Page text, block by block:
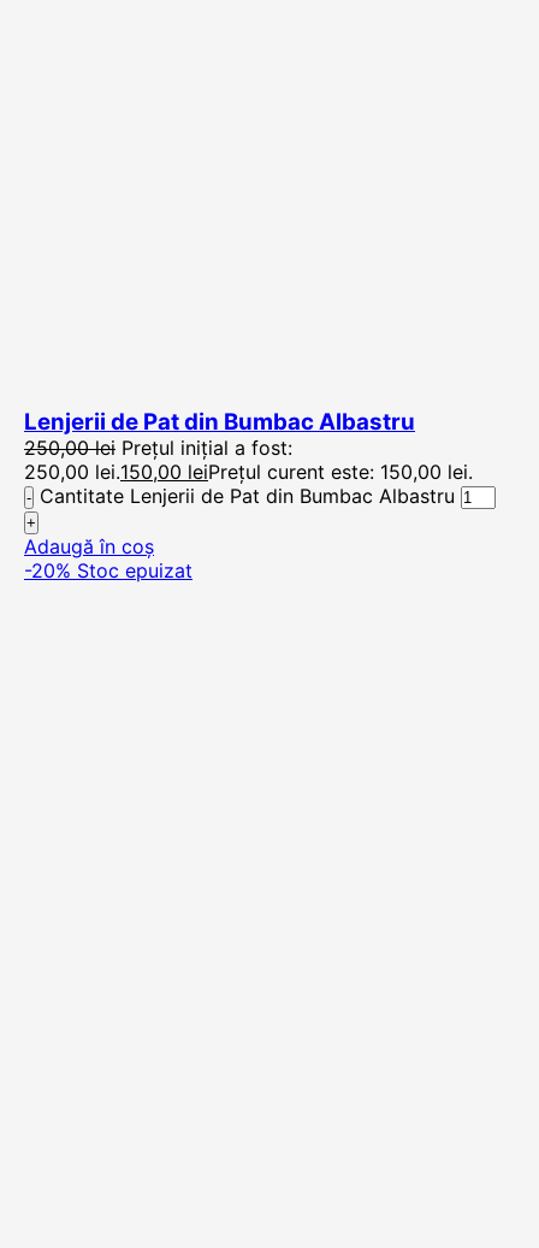
Lenjerii de Pat din Bumbac Albastru
250,00lei Prețul inițial a fost:
250,00 lei.150,00 leiPrețul curent este: 150,00 lei.
Cantitate Lenjerii de Pat din Bumbac Albastru
Adaugă în coș
-20% Stoc epuizat